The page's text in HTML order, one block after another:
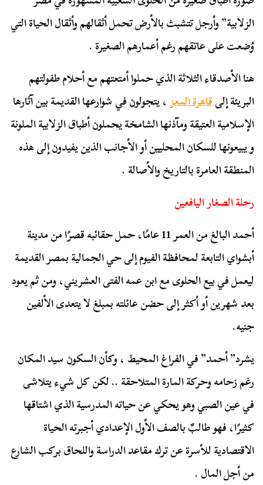
الزلابية” وأرجل تتشبث بالأرض تحمل أثقالهم وأثقال الحياة التي
وُضعت على عاتقهم رغم أعمارهم الصغيرة .
هنا الأصدقاء الثلاثة الذي حملوا أمتعتهم مع أحلام طفولتهم
البريئة إلىقاهرة المعز، يتجولون في شوارعها القديمة بين آثارها
الإسلامية العتيقة ومآذنها الشامخة يحملون أطباق الزلابية الملونة
و يبيعونها للسكان المحليين أو الأجانب الذين يفيدون إلى هذه
المنطقة العامرة بالتاريخ والأصالة .
رحلة الصغار اليافعين
أحمد البالغ من العمر 11 عامًا، حمل حقائبه قصرًا من مدينة
أبشواي التابعة لمحافظة الفيوم إلى حي الجمالية بمصر القديمة
ليعمل في بيع الحلوى مع ابن عمه الفتى العشريني، ومن ثم يعود
بعد شهرين أو أكثر إلى حضن عائلته بمبلغ لا يتعدى الألفين
جنيه.
يشرد” أحمد” في الفراغ المحيط ، وكأن السكون سيد المكان
رغم زحامه وحركة المارة المتلاحقة .. لكن كل شيء يتلاشى
في عين الصبي وهو يحكي عن حياته المدرسية الذي اشتاقها
كثيرًا، فهو طالبٌ بالصف الأول الإعدادي أجبرته الحياة
الاقتصادية للأسرة عن ترك مقاعد الدراسة واللحاق بركب الشارع
من أجل المال .